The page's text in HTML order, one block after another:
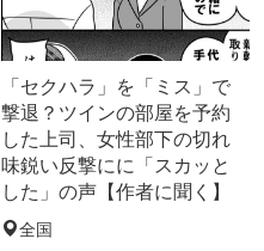
「セクハラ」を「ミス」で
撃退？ツインの部屋を予約
した上司、女性部下の切れ
味鋭い反撃にに「スカッと
した」の声【作者に聞く】
全国